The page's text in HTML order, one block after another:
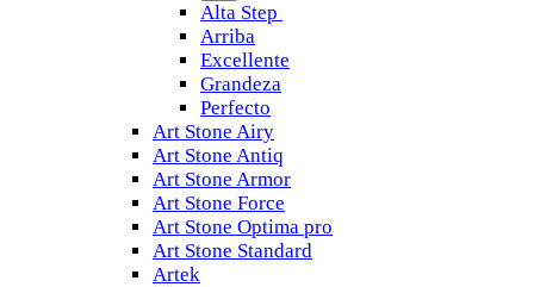
Alta Step
Arriba
Excellente
Grandeza
Perfecto
Art Stone Airy
Art Stone Antiq
Art Stone Armor
Art Stone Force
Art Stone Optima pro
Art Stone Standard
Artek